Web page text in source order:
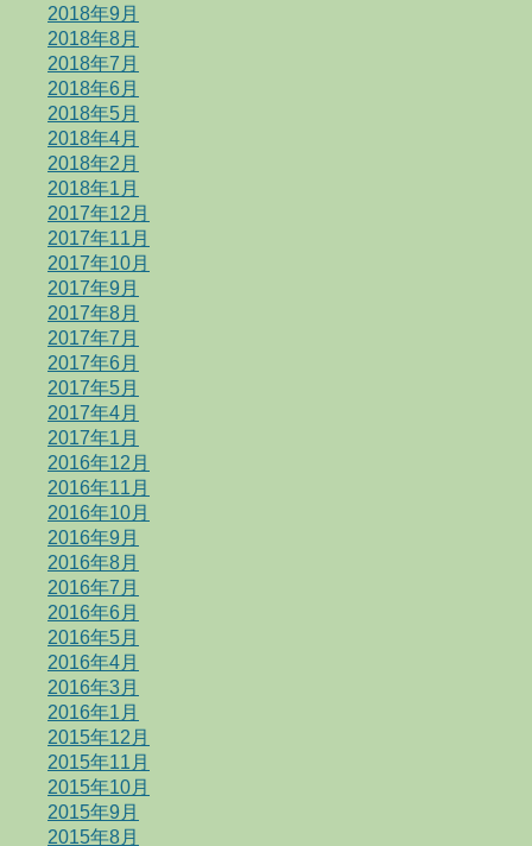
2018年9月
2018年8月
2018年7月
2018年6月
2018年5月
2018年4月
2018年2月
2018年1月
2017年12月
2017年11月
2017年10月
2017年9月
2017年8月
2017年7月
2017年6月
2017年5月
2017年4月
2017年1月
2016年12月
2016年11月
2016年10月
2016年9月
2016年8月
2016年7月
2016年6月
2016年5月
2016年4月
2016年3月
2016年1月
2015年12月
2015年11月
2015年10月
2015年9月
2015年8月